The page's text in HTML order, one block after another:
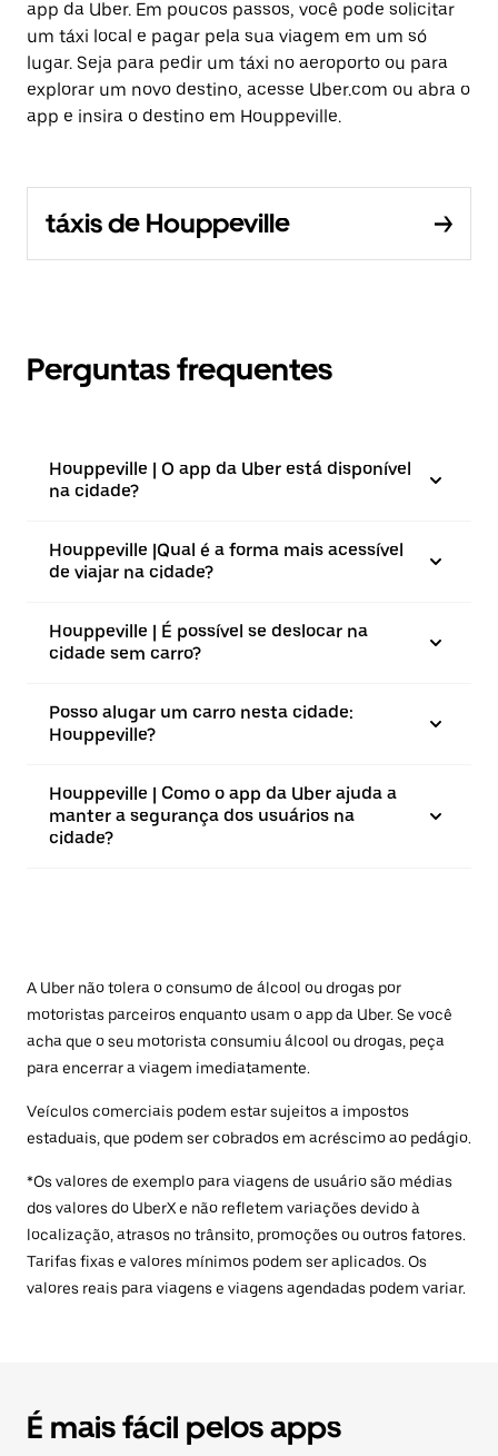
app da Uber. Em poucos passos, você pode solicitar
um táxi local e pagar pela sua viagem em um só
lugar. Seja para pedir um táxi no aeroporto ou para
explorar um novo destino, acesse Uber.com ou abra o
app e insira o destino em Houppeville.
táxis de Houppeville
Perguntas frequentes
Houppeville | O app da Uber está disponível
na cidade?
Houppeville |⁠Qual é a forma mais acessível
de viajar na cidade?
Houppeville | É possível se deslocar na
cidade sem carro?
Posso alugar um carro nesta cidade:
Houppeville?
Houppeville | Como o app da Uber ajuda a
manter a segurança dos usuários na
cidade?
A Uber não tolera o consumo de álcool ou drogas por
motoristas parceiros enquanto usam o app da Uber. Se você
acha que o seu motorista consumiu álcool ou drogas, peça
para encerrar a viagem imediatamente.
Veículos comerciais podem estar sujeitos a impostos
estaduais, que podem ser cobrados em acréscimo ao pedágio.
*Os valores de exemplo para viagens de usuário são médias
dos valores do UberX e não refletem variações devido à
localização, atrasos no trânsito, promoções ou outros fatores.
Tarifas fixas e valores mínimos podem ser aplicados. Os
valores reais para viagens e viagens agendadas podem variar.
É mais fácil pelos apps